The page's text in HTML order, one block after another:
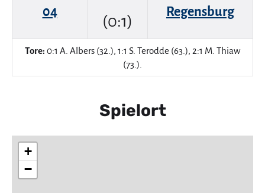
04
(0:1)
Regensburg
Tore: 0:1 A. Albers (32.), 1:1 S. Terodde (63.), 2:1 M. Thiaw
(73.).
Spielort
+
−